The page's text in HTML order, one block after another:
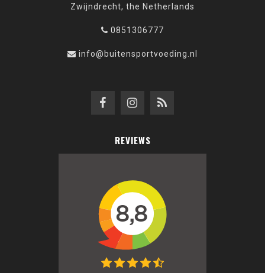
Zwijndrecht, the Netherlands
0851306777
info@buitensportvoeding.nl
REVIEWS